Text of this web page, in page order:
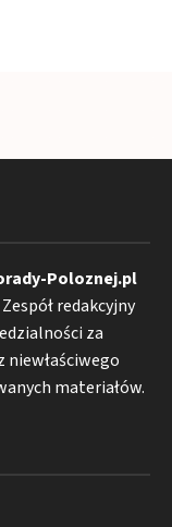
Poloznej.pl
redakcyjny
za
materiałów.